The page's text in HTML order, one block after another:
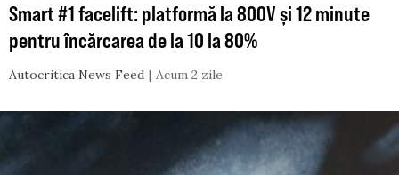
Smart #1 facelift: platformă la 800V și 12 minute
pentru încărcarea de la 10 la 80%
Autocritica News Feed Acum 2 zile